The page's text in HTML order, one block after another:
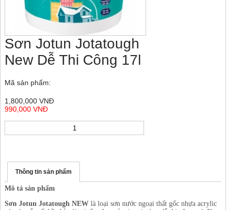
Sơn Jotun Jotatough
New Dễ Thi Công 17l
Mã sản phẩm:
1,800,000 VNĐ
990,000 VNĐ
Thông tin sản phẩm
Mô tả sản phẩm
Sơn Jotun Jotatough NEW là loại sơn nước ngoại thất gốc nhựa acrylic